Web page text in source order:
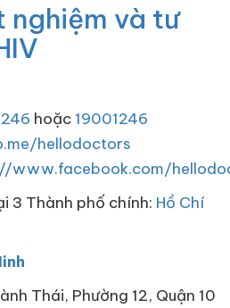
nghiệm và tư
hoặc19001246
hellodoctors
www.facebook.com/
3 Thành phố chính: Hồ Chí
Thái, Phường 12, Quận 10